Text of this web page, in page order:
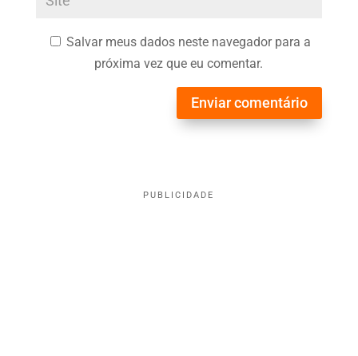
Salvar meus dados neste navegador para a
próxima vez que eu comentar.
Enviar comentário
PUBLICIDADE